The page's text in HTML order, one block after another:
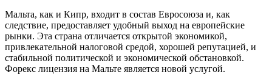
Мальта, как и Кипр, входит в состав Евросоюза и, как
следствие, предоставляет удобный выход на европейские
рынки. Эта страна отличается открытой экономикой,
привлекательной налоговой средой, хорошей репутацией, и
стабильной политической и экономической обстановкой.
Форекс лицензия на Мальте является новой услугой.